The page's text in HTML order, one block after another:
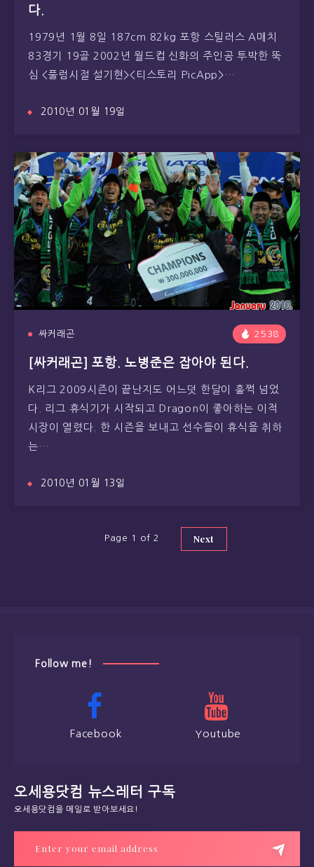
다.
1979년 1월 8일 187cm 82kg 포항 스틸러스 A매치
83경기 19골 2002년 월드컵 신화의 주인공 투박한 뚝
심 <풀럼시절 설기현><티스토리 PicApp>…
2010년 01월 19일
싸커래곤 2538
[싸커래곤] 포항. 노병준은 잡아야 된다.
K리그 2009시즌이 끝난지도 어느덧 한달이 훌쩍 넘었
다. 리그 휴식기가 시작되고 Dragon이 좋아하는 이적
시장이 열렸다. 한 시즌을 보내고 선수들이 휴식을 취하
는…
2010년 01월 13일
Page 1 of 2 Next
Follow me!
Facebook Youtube
오세용닷컴 뉴스레터 구독
오세용닷컴을 메일로 받아보세요!